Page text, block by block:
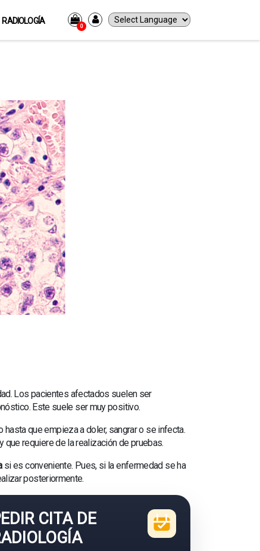
RADIOLOGÍA
0
Los pacientes afectados suelen ser
Este suele ser muy positivo.
que empieza a doler, sangrar o se infecta.
requiere de la realización de pruebas.
si es conveniente. Pues, si la enfermedad se ha
posteriormente.
CITA DE